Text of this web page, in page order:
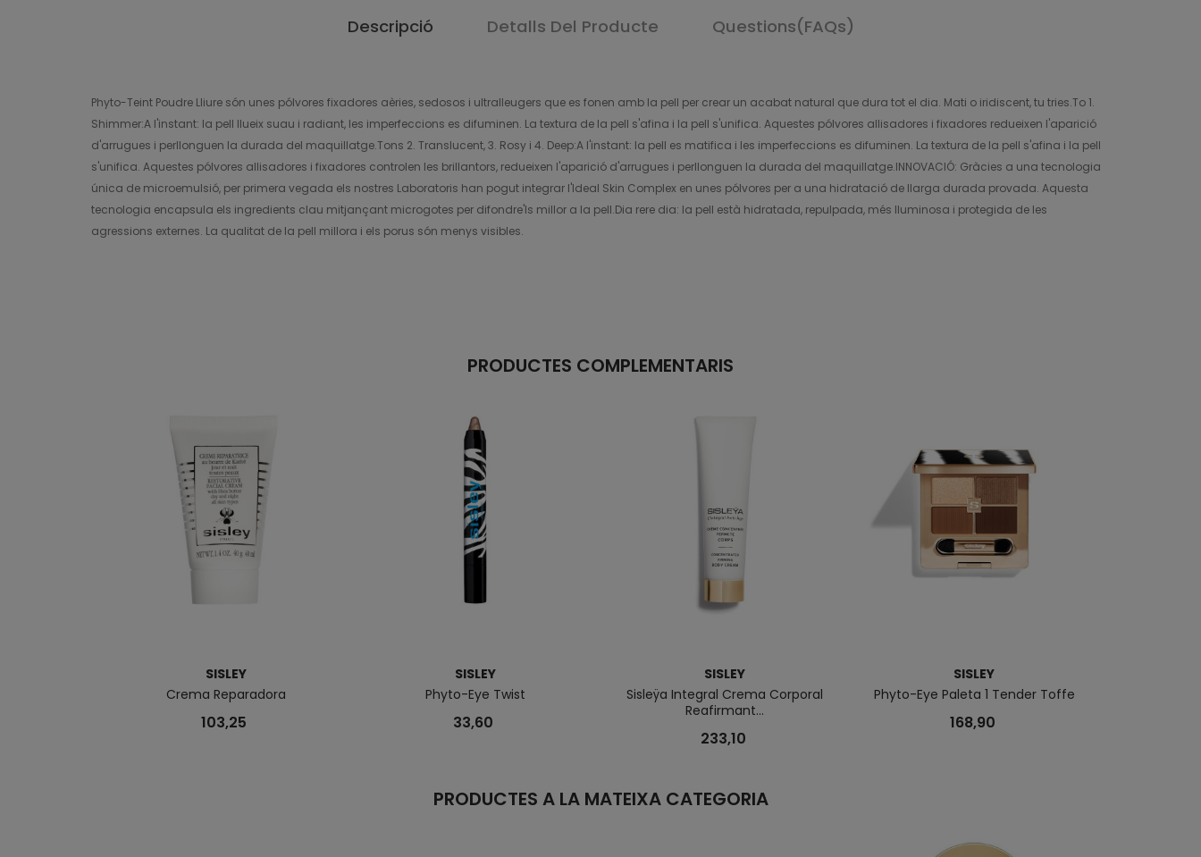
Descripció Detalls Del Producte Questions(FAQs)
Phyto-Teint Poudre Lliure són unes pólvores fixadores aèries, sedosos i ultralleugers que es fonen amb la pell per crear un acabat natural que dura tot el dia. Mati o iridiscent, tu tries.To 1.
Shimmer:A l'instant: la pell llueix suau i radiant, les imperfeccions es difuminen. La textura de la pell s'afina i la pell s'unifica. Aquestes pólvores allisadores i fixadores redueixen l'aparició
d'arrugues i perllonguen la durada del maquillatge.Tons 2. Translucent, 3. Rosy i 4. Deep:A l'instant: la pell es matifica i les imperfeccions es difuminen. La textura de la pell s'afina i la pell
s'unifica. Aquestes pólvores allisadores i fixadores controlen les brillantors, redueixen l'aparició d'arrugues i perllonguen la durada del maquillatge.INNOVACIÓ: Gràcies a una tecnologia
única de microemulsió, per primera vegada els nostres Laboratoris han pogut integrar l'Ideal Skin Complex en unes pólvores per a una hidratació de llarga durada provada. Aquesta
tecnologia encapsula els ingredients clau mitjançant microgotes per difondre'ls millor a la pell.Dia rere dia: la pell està hidratada, repulpada, més lluminosa i protegida de les
agressions externes. La qualitat de la pell millora i els porus són menys visibles.
PRODUCTES COMPLEMENTARIS
SISLEY
Crema Reparadora
103,25
SISLEY
Phyto-Eye Twist
33,60
SISLEY
Sisleÿa Integral Crema Corporal
Reafirmant...
233,10
SISLEY
Phyto-Eye Paleta 1 Tender Toffe
168,90
PRODUCTES A LA MATEIXA CATEGORIA